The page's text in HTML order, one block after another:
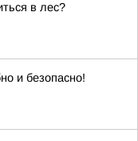
в лес?
и безопасно!